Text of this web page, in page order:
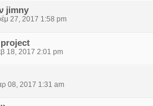
jimny
27, 2017 1:58 pm
project
18, 2017 2:01 pm
08, 2017 1:31 am